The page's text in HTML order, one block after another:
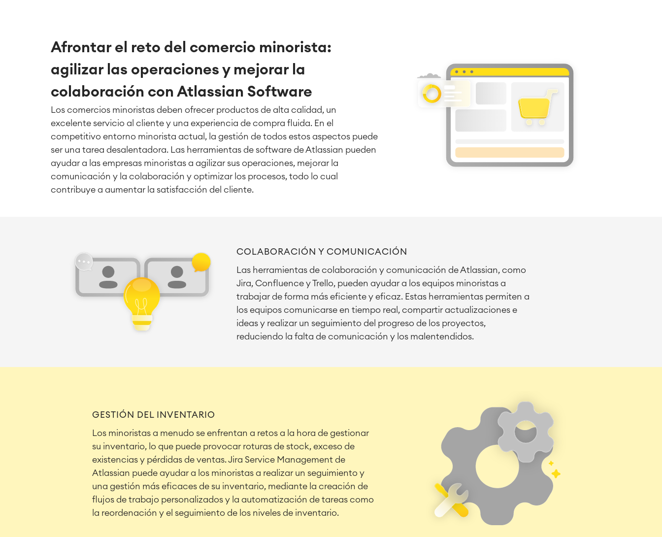
Afrontar el reto del comercio minorista:
agilizar las operaciones y mejorar la
colaboración con Atlassian Software
Los comercios minoristas deben ofrecer productos de alta calidad, un
excelente servicio al cliente y una experiencia de compra fluida. En el
competitivo entorno minorista actual, la gestión de todos estos aspectos puede
ser una tarea desalentadora. Las herramientas de software de Atlassian pueden
ayudar a las empresas minoristas a agilizar sus operaciones, mejorar la
comunicación y la colaboración y optimizar los procesos, todo lo cual
contribuye a aumentar la satisfacción del cliente.
COLABORACIÓN Y COMUNICACIÓN
Las herramientas de colaboración y comunicación de Atlassian, como
Jira, Confluence y Trello, pueden ayudar a los equipos minoristas a
trabajar de forma más eficiente y eficaz. Estas herramientas permiten a
los equipos comunicarse en tiempo real, compartir actualizaciones e
ideas y realizar un seguimiento del progreso de los proyectos,
reduciendo la falta de comunicación y los malentendidos.
GESTIÓN DEL INVENTARIO
Los minoristas a menudo se enfrentan a retos a la hora de gestionar
su inventario, lo que puede provocar roturas de stock, exceso de
existencias y pérdidas de ventas. Jira Service Management de
Atlassian puede ayudar a los minoristas a realizar un seguimiento y
una gestión más eficaces de su inventario, mediante la creación de
flujos de trabajo personalizados y la automatización de tareas como
la reordenación y el seguimiento de los niveles de inventario.